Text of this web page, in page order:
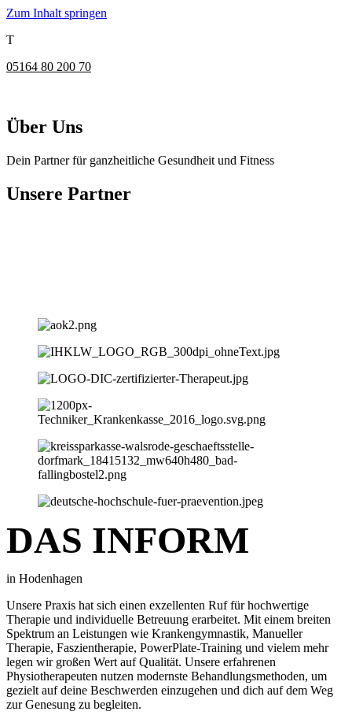
Zum Inhalt springen
T
05164 80 200 70
Über Uns
Dein Partner für ganzheitliche Gesundheit und Fitness
Unsere Partner
DAS INFORM
in Hodenhagen
Unsere Praxis hat sich einen exzellenten Ruf für hochwertige
Therapie und individuelle Betreuung erarbeitet. Mit einem breiten
Spektrum an Leistungen wie Krankengymnastik, Manueller
Therapie, Faszientherapie, PowerPlate-Training und vielem mehr
legen wir großen Wert auf Qualität. Unsere erfahrenen
Physiotherapeuten nutzen modernste Behandlungsmethoden, um
gezielt auf deine Beschwerden einzugehen und dich auf dem Weg
zur Genesung zu begleiten.